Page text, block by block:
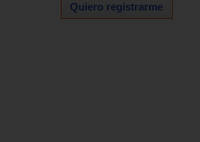
Quiero registrarme